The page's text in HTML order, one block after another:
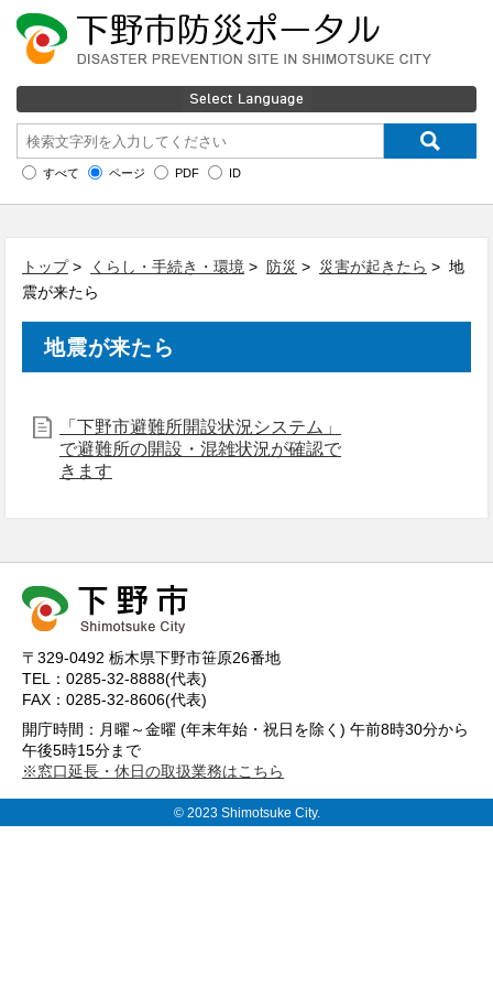
すべて ページ PDF ID
トップ> くらし・手続き・環境 > 防災 > 災害が起きたら > 地
震が来たら
地震が来たら
「下野市避難所開設状況システム」
で避難所の開設・混雑状況が確認で
きます
〒329-0492 栃木県下野市笹原26番地
TEL：0285-32-8888(代表)
FAX：0285-32-8606(代表)
開庁時間：月曜～金曜 (年末年始・祝日を除く) 午前8時30分から
午後5時15分まで
※窓口延長・休日の取扱業務はこちら
© 2023 Shimotsuke City.